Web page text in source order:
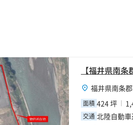
福井県南条
面積 424 坪
交通 北陸自動